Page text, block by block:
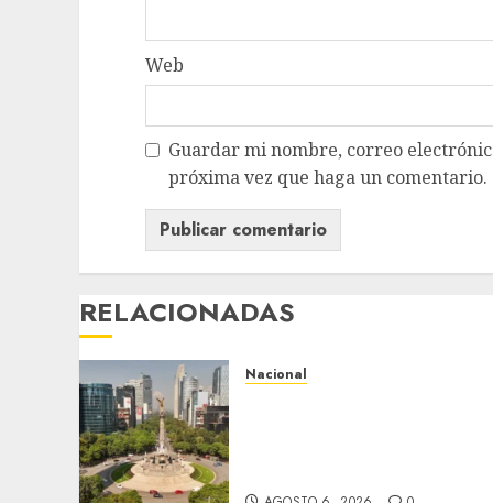
Web
Guardar mi nombre, correo
próxima vez que haga un comentario.
RELACIONADAS
Nacional